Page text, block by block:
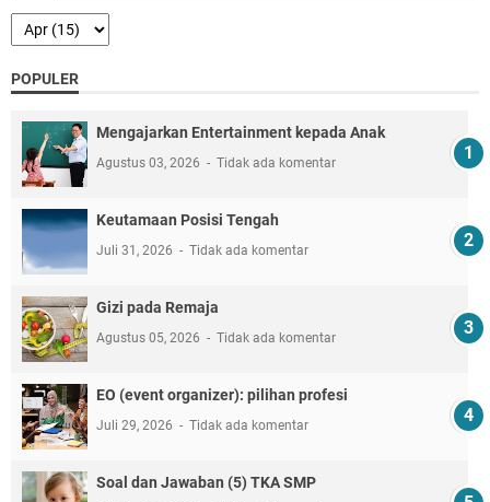
POPULER
Mengajarkan Entertainment kepada Anak
Agustus 03, 2026 Tidak ada komentar
Keutamaan Posisi Tengah
Juli 31, 2026 Tidak ada komentar
Gizi pada Remaja
Agustus 05, 2026 Tidak ada komentar
EO (event organizer): pilihan profesi
Juli 29, 2026 Tidak ada komentar
Soal dan Jawaban (5) TKA SMP